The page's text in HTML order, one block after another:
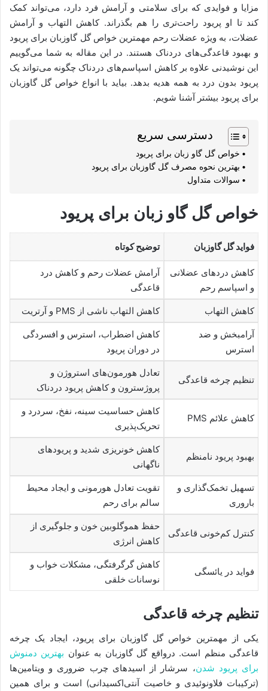
مزایا و فوایدی که برای سلامتی و آرامش فرد دارد، می‌تواند کمک
کند تا او پریود راحت‌تری را هم بگذراند. کاهش التهاب و آرامش
عضلات، به ویژه عضلات رحم مهمترین خواص گل گاوزبان برای پریود
و بهبود قاعدگی‌های دردناک هستند. در این مقاله به شما می‌گوییم
این نوشیدنی علاوه بر کاهش اسپاسم‌های دردناک چگونه می‌تواند یک
پریود بدون درد به همه هدیه بدهد. بیاید با انواع خواص گل گاوزبان
برای پریود بیشتر آشنا شویم.
دسترسی سریع
خواص گل گاو زبان برای پریود
بهترین نحوه مصرف گل گاوزبان برای پریود
سوالات متداول
خواص گل گاو زبان برای پریود
فواید گل گاوزبان توضیح کوتاه
کاهش دردهای عضلانی
و اسپاسم رحم
آرامش عضلات رحم و کاهش درد
قاعدگی
کاهش التهاب کاهش التهاب ناشی از PMS و آرتریت
آرامبخش و ضد
استرس
کاهش اضطراب، استرس و افسردگی
در دوران پریود
تنظیم چرخه قاعدگی
تعادل هورمون‌های استروژن و
پروژسترون و کاهش پریود دردناک
کاهش علائم PMS
کاهش حساسیت سینه، نفخ، سردرد و
تحریک‌پذیری
بهبود پریود نامنظم
کاهش خونریزی شدید و پریودهای
ناگهانی
تسهیل تخمک‌گذاری و
باروری
تقویت تعادل هورمونی و ایجاد محیط
سالم برای رحم
کنترل کم‌خونی قاعدگی
حفظ هموگلوبین خون و جلوگیری از
کاهش انرژی
فواید در یائسگی
کاهش گرگرفتگی، مشکلات خواب و
نوسانات خلقی
تنظیم چرخه قاعدگی
یکی از مهمترین خواص گل گاوزبان برای پریود، ایجاد یک چرخه
قاعدگی منظم است. درواقع گل گاوزبان به عنوان بهترین دمنوش
برای پریود شدن، سرشار از اسیدهای چرب ضروری و ویتامین‌ها
(ترکیبات فلاونوئیدی و خاصیت آنتی‌اکسیدانی) است و برای همین